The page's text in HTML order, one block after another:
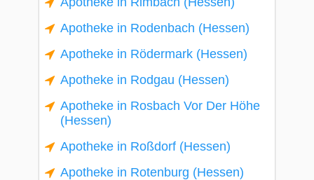
Apotheke in Rodenbach (Hessen)
Apotheke in Rödermark (Hessen)
Apotheke in Rodgau (Hessen)
Apotheke in Rosbach Vor Der Höhe
(Hessen)
Apotheke in Roßdorf (Hessen)
Apotheke in Rotenburg (Hessen)